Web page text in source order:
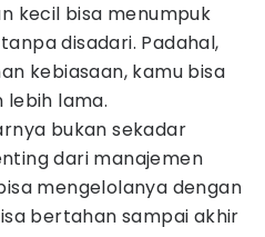
kecil bisa menumpuk
disadari. Padahal,
kebiasaan, kamu bisa
lama.
bukan sekadar
dari manajemen
mengelolanya dengan
bertahan sampai akhir